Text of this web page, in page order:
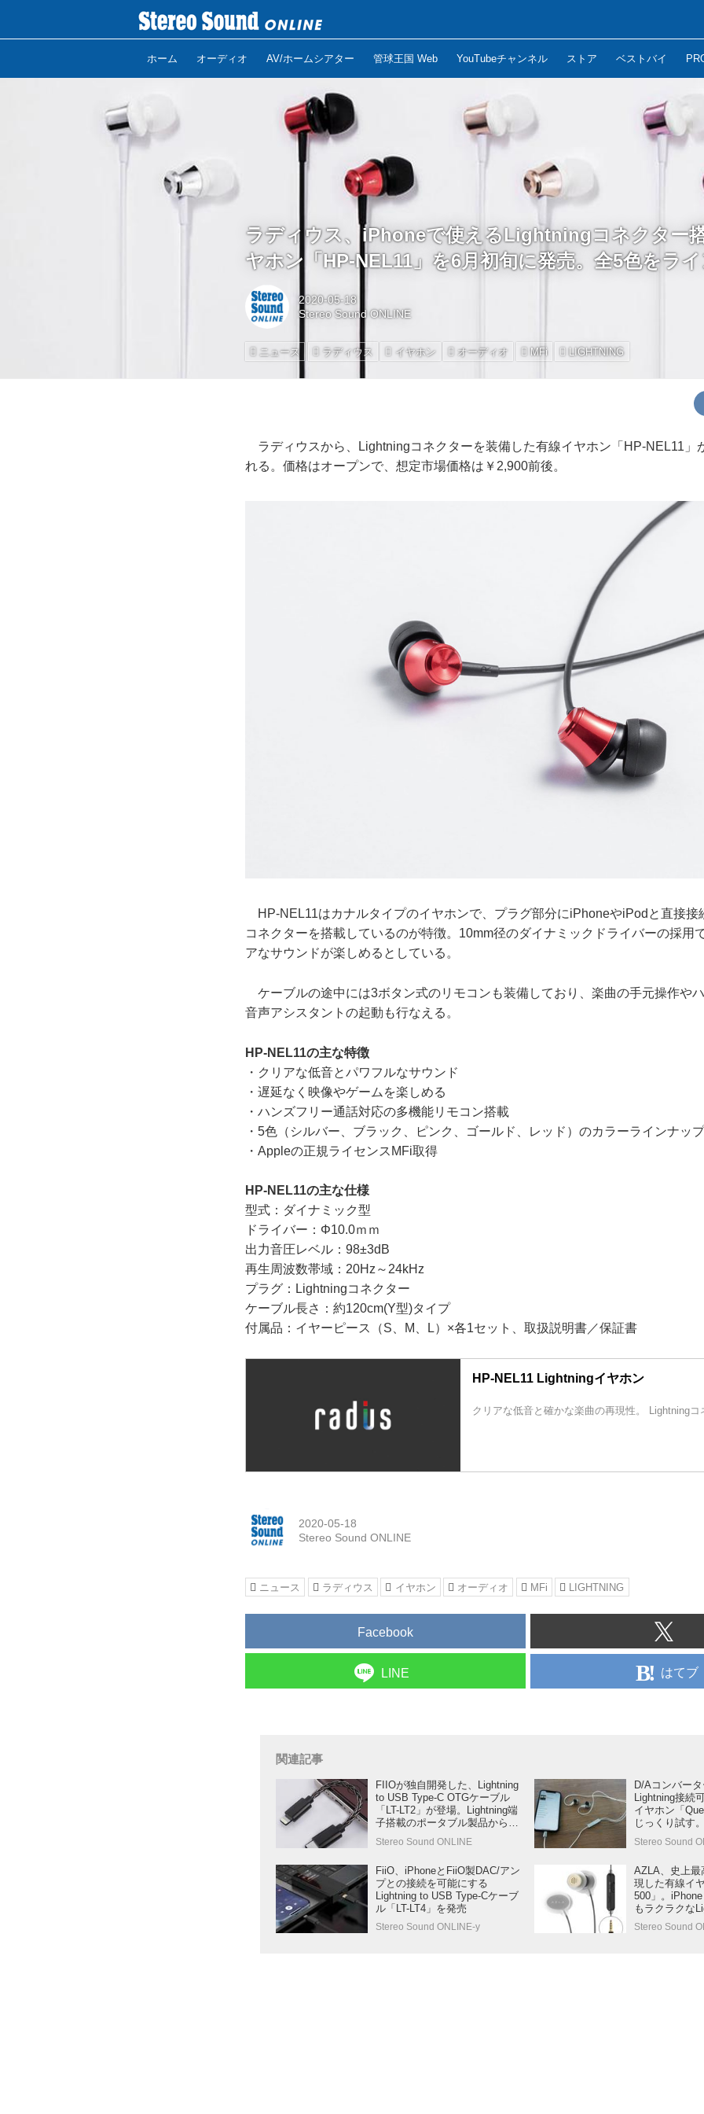
ホーム オーディオ AV/ホームシアター 管球王国 Web YouTubeチャンネル ストア ベストバイ
ラディウス、iPhoneで使えるLightningコネクター
ヤホン「HP-NEL11」を6月初旬に発売。全5色をラ
2020-05-18
Stereo Sound ONLINE
ニュース ラディウス イヤホン オーディオ MFi LIGHTNING
ラディウスから、Lightningコネクターを装備した有線イヤホン「HP-NEL11」
れる。価格はオープンで、想定市場価格は￥2,900前後。
HP-NEL11はカナルタイプのイヤホンで、プラグ部分にiPhoneやiPodと直接接
コネクターを搭載しているのが特徴。10mm径のダイナミックドライバーの採用
アなサウンドが楽しめるとしている。
ケーブルの途中には3ボタン式のリモコンも装備しており、楽曲の手元操作や
音声アシスタントの起動も行なえる。
HP-NEL11の主な特徴
・クリアな低音とパワフルなサウンド
・遅延なく映像やゲームを楽しめる
・ハンズフリー通話対応の多機能リモコン搭載
・5色（シルバー、ブラック、ピンク、ゴールド、レッド）のカラーラインナップ
・Appleの正規ライセンスMFi取得
HP-NEL11の主な仕様
型式：ダイナミック型
ドライバー：Φ10.0ｍｍ
出力音圧レベル：98±3dB
再生周波数帯域：20Hz～24kHz
プラグ：Lightningコネクター
ケーブル長さ：約120cm(Y型)タイプ
付属品：イヤーピース（S、M、L）×各1セット、取扱説明書／保証書
HP-NEL11 Lightningイヤホン
クリアな低音と確かな楽曲の再現性。 Lightning
2020-05-18
Stereo Sound ONLINE
ニュース ラディウス イヤホン オーディオ MFi LIGHTNING
Facebook
LINE はてブ
関連記事
FIIOが独自開発した、Lightning
to USB Type-C OTGケーブル
「LT-LT2」が登場。Lightning端
子搭載のポータブル製品から最
大192kHz/24ビットのUSB信号
を出力可能
Stereo Sound ONLINE
D/Aコンバー
Lightning接続
イヤホン「
じっくり試す
い心地いいサ
イプの魅力を
Stereo Sound
FiiO、iPhoneとFiiO製DAC/アン
プとの接続を可能にする
Lightning to USB Type-Cケーブ
ル「LT-LT4」を発売
Stereo Sound ONLINE-y
AZLA、史上最
現した有線イ
500」。
もラクラクな
インナップ
Stereo Sound